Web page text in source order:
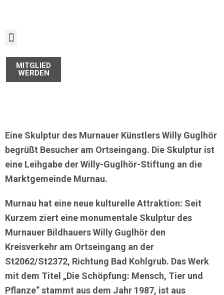
springen
MITGLIED
WERDEN
Eine Skulptur des Murnauer Künstlers Willy Guglhör
begrüßt Besucher am Ortseingang. Die Skulptur ist
eine Leihgabe der Willy-Guglhör-Stiftung an die
Marktgemeinde Murnau.
Murnau hat eine neue kulturelle Attraktion: Seit
Kurzem ziert eine monumentale Skulptur des
Murnauer Bildhauers Willy Guglhör den
Kreisverkehr am Ortseingang an der
St2062/St2372, Richtung Bad Kohlgrub. Das Werk
mit dem Titel „Die Schöpfung: Mensch, Tier und
Pflanze“ stammt aus dem Jahr 1987, ist aus